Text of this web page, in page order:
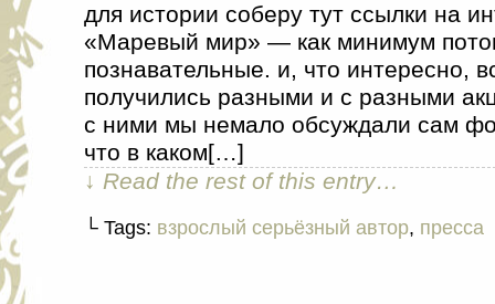
для истории соберу тут ссылки на
«Маревый мир» — как минимум
познавательные. и, что интересно,
получились разными и с разными
с ними мы немало обсуждали сам
что в каком[…]
↓ Read the rest of this entry…
└ Tags: взрослый серьёзный автор, пресса